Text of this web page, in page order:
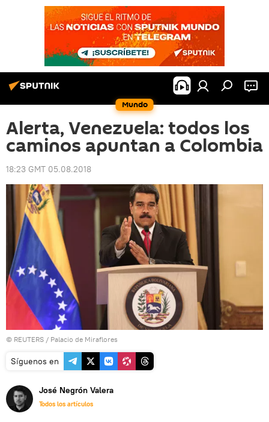
Mundo
Alerta, Venezuela: todos los
caminos apuntan a Colombia
18:23 GMT 05.08.2018
© REUTERS / Palacio de Miraflores
Síguenos en
José Negrón Valera
Todos los artículos